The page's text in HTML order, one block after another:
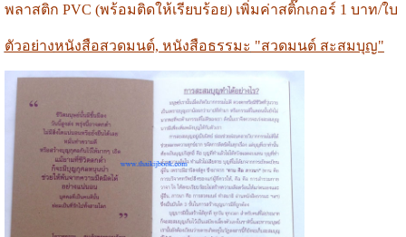
พลาสติก PVC (พร้อมติดให้เรียบร้อย) เพิ่มค่าสติ๊กเกอร์ 1 บาท/ใบ
ตัวอย่างหนังสือสวดมนต์, หนังสือธรรมะ "สวดมนต์ สะสมบุญ"